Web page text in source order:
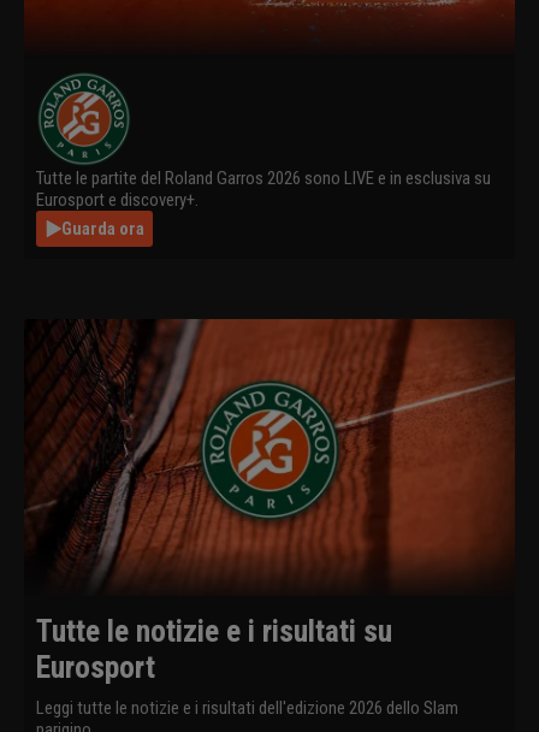
Tutte le partite del Roland Garros 2026 sono LIVE e in esclusiva su
Eurosport e discovery+.
Guarda ora
Tutte le notizie e i risultati su
Eurosport
Leggi tutte le notizie e i risultati dell'edizione 2026 dello Slam